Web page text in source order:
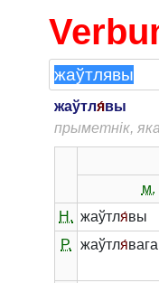
жаўтля́вы
прыметнік,
м.
Н. жаўтля́вы
Р.
жаўтля́вага